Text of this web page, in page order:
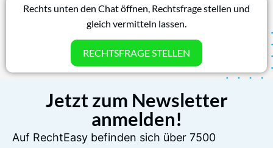
Rechts unten den Chat öffnen, Rechtsfrage stellen und
gleich vermitteln lassen.
RECHTSFRAGE STELLEN
Jetzt zum Newsletter
anmelden!
Auf RechtEasy befinden sich über 7500